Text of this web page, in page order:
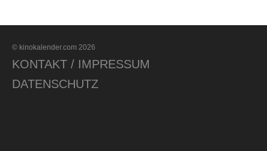
© kinokalender.com 2026
KONTAKT / IMPRESSUM
DATENSCHUTZ